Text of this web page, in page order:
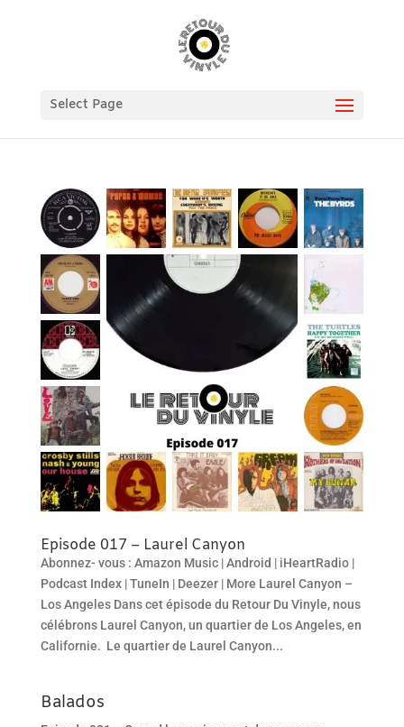
Select Page
Episode 017 – Laurel Canyon
Abonnez- vous : Amazon Music | Android | iHeartRadio |
Podcast Index | TuneIn | Deezer | More Laurel Canyon –
Los Angeles Dans cet épisode du Retour Du Vinyle, nous
célébrons Laurel Canyon, un quartier de Los Angeles, en
Californie. Le quartier de Laurel Canyon...
Balados